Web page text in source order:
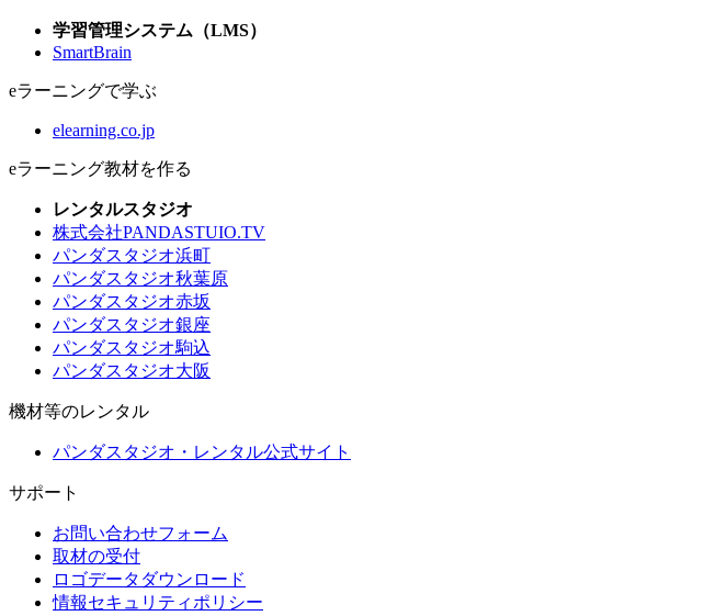
学習管理システム（LMS）
SmartBrain
eラーニングで学ぶ
elearning.co.jp
eラーニング教材を作る
レンタルスタジオ
株式会社PANDASTUIO.TV
パンダスタジオ浜町
パンダスタジオ秋葉原
パンダスタジオ赤坂
パンダスタジオ銀座
パンダスタジオ駒込
パンダスタジオ大阪
機材等のレンタル
パンダスタジオ・レンタル公式サイト
サポート
お問い合わせフォーム
取材の受付
ロゴデータダウンロード
情報セキュリティポリシー